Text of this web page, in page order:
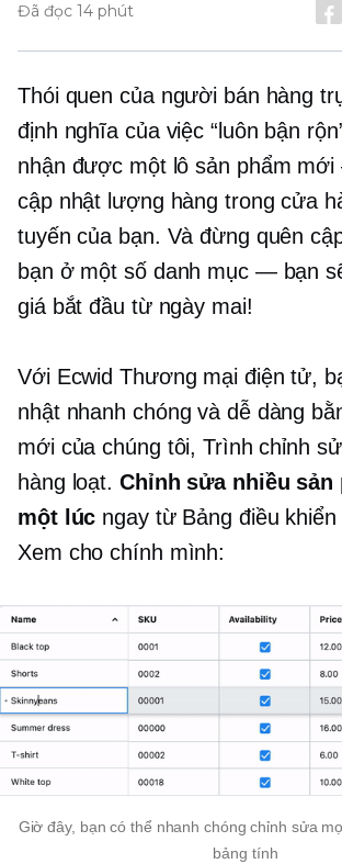
Đã đọc 14 phút
Thói quen của người bán hàng
định nghĩa của việc “luôn bận
nhận được một lô sản phẩm
cập nhật lượng hàng trong cửa
tuyến của bạn. Và đừng quên
bạn ở một số danh mục — bạn
giá bắt đầu từ ngày mai!
Với EcwidThương mại điện tử,
nhật nhanh chóng và dễ dàng
mới của chúng tôi, Trình chỉnh
hàng loạt. Chỉnh sửa nhiều sản
một lúc ngay từ Bảng điều khiển
Xem cho chính mình:
Giờ đây, bạn có thể nhanh chóng chỉnh sửa
bảng tính